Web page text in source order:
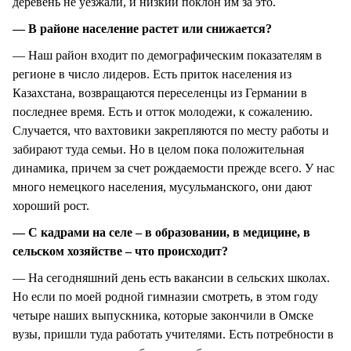
— В районе население растет или снижается?
— Наш район входит по демографическим показателям в
регионе в число лидеров. Есть приток населения из
Казахстана, возвращаются переселенцы из Германии в
последнее время. Есть и отток молодежи, к сожалению.
Случается, что вахтовики закрепляются по месту работы и
забирают туда семьи. Но в целом пока положительная
динамика, причем за счет рождаемости прежде всего. У нас
много немецкого населения, мусульманского, они дают
хороший рост.
— С кадрами на селе – в образовании, в медицине, в
сельском хозяйстве – что происходит?
— На сегодняшний день есть вакансии в сельских школах.
Но если по моей родной гимназии смотреть, в этом году
четыре наших выпускника, которые закончили в Омске
вузы, пришли туда работать учителями. Есть потребности в